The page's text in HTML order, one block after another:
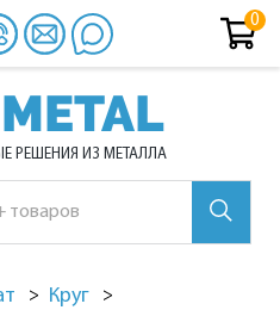
РЕШЕНИЯ ИЗ МЕТАЛЛА
Круг